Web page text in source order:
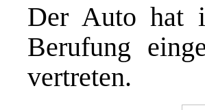
Der Auto hat
Berufung
vertreten.